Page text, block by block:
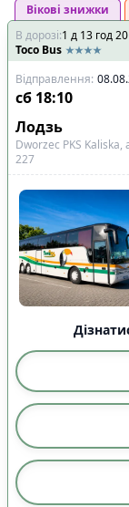
Вікові знижки
В дорозі:1 д 13 год20
Toco Bus
Відправлення:
сб 18:10
Лодзь
Dworzec PKS Kaliska,
227